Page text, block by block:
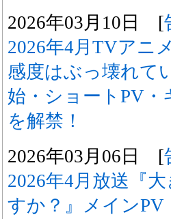
2026年03月10日 [
2026年4月TVアニ
感度はぶっ壊れて
始・ショートPV
を解禁！
2026年03月06日 [
2026年4月放送『
すか？』メインPV